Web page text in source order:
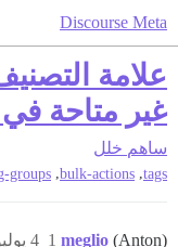
Discourse Meta
علامة
غير متاحة
ساهم خلل
tags
,
bulk-actions
,
groups
meglio (Anton) 4 يوليو 2024، 2:20ص 1